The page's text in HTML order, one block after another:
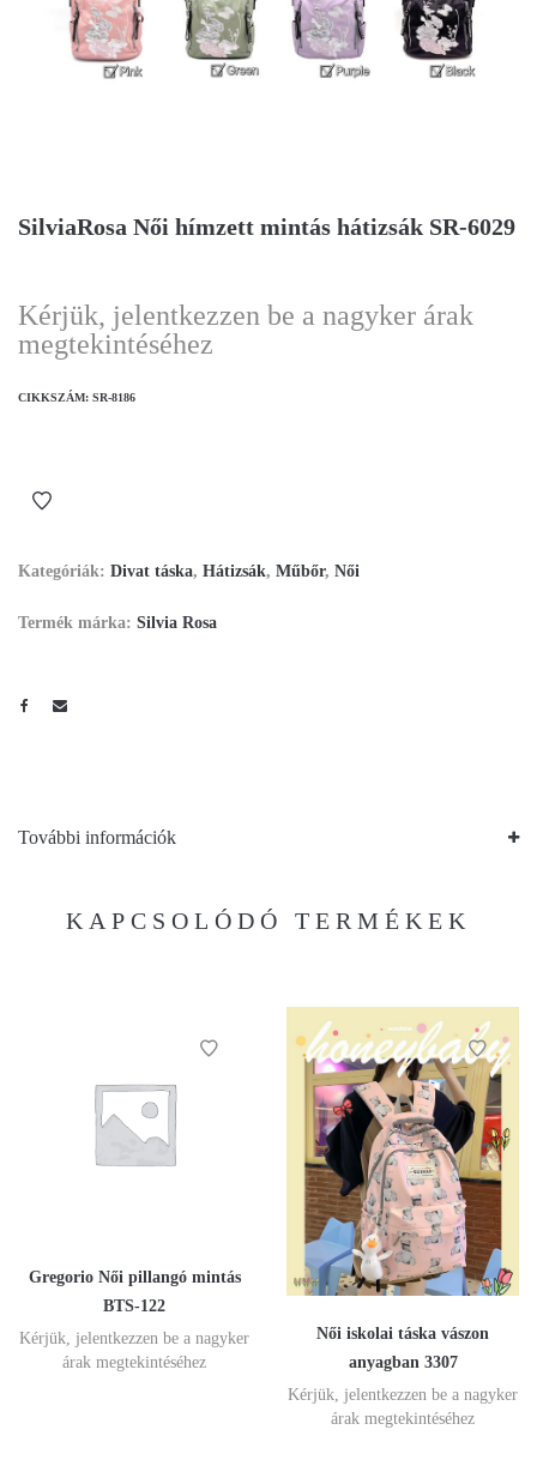
SilviaRosa Női hímzett mintás hátizsák SR-6029
Kérjük, jelentkezzen be a nagyker árak
megtekintéséhez
CIKKSZÁM: SR-8186
Kategóriák: Divat táska, Hátizsák, Műbőr, Női
Termék márka: Silvia Rosa
További információk
KAPCSOLÓDÓ TERMÉKEK
Gregorio Női pillangó mintás
BTS-122
Kérjük, jelentkezzen be a nagyker
árak megtekintéséhez
Női iskolai táska vászon
anyagban 3307
Kérjük, jelentkezzen be a nagyker
árak megtekintéséhez